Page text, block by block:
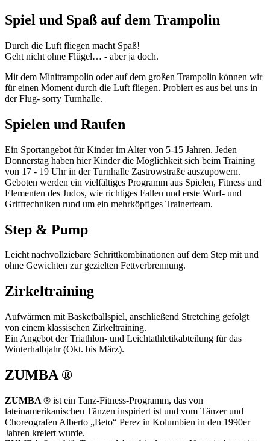
Spiel und Spaß auf dem Trampolin
Durch die Luft fliegen macht Spaß!
Geht nicht ohne Flügel… - aber ja doch.
Mit dem Minitrampolin oder auf dem großen Trampolin können wir
für einen Moment durch die Luft fliegen. Probiert es aus bei uns in
der Flug- sorry Turnhalle.
Spielen und Raufen
Ein Sportangebot für Kinder im Alter von 5-15 Jahren. Jeden
Donnerstag haben hier Kinder die Möglichkeit sich beim Training
von 17 - 19 Uhr in der Turnhalle Zastrowstraße auszupowern.
Geboten werden ein vielfältiges Programm aus Spielen, Fitness und
Elementen des Judos, wie richtiges Fallen und erste Wurf- und
Grifftechniken rund um ein mehrköpfiges Trainerteam.
Step & Pump
Leicht nachvollziebare Schrittkombinationen auf dem Step mit und
ohne Gewichten zur gezielten Fettverbrennung.
Zirkeltraining
Aufwärmen mit Basketballspiel, anschließend Stretching gefolgt
von einem klassischen Zirkeltraining.
Ein Angebot der Triathlon- und Leichtathletikabteilung für das
Winterhalbjahr (Okt. bis März).
ZUMBA ®
ZUMBA ® ist ein Tanz-Fitness-Programm, das von
lateinamerikanischen Tänzen inspiriert ist und vom Tänzer und
Choreografen Alberto „Beto“ Perez in Kolumbien in den 1990er
Jahren kreiert wurde.